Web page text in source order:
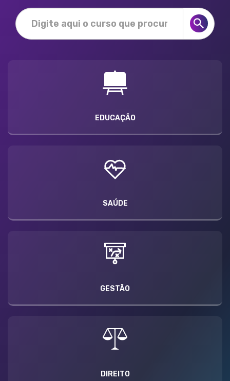
EDUCAÇÃO
SAÚDE
GESTÃO
DIREITO